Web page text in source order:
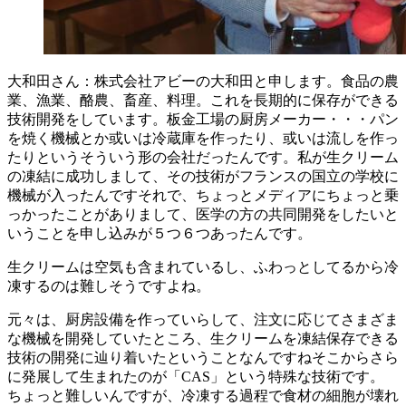
大和田さん：株式会社アビーの大和田と申します。食品の農
業、漁業、酪農、畜産、料理。これを長期的に保存ができる
技術開発をしています。板金工場の厨房メーカー・・・パン
を焼く機械とか或いは冷蔵庫を作ったり、或いは流しを作っ
たりというそういう形の会社だったんです。私が生クリーム
の凍結に成功しまして、その技術がフランスの国立の学校に
機械が入ったんですそれで、ちょっとメディアにちょっと乗
っかったことがありまして、医学の方の共同開発をしたいと
いうことを申し込みが５つ６つあったんです。
生クリームは空気も含まれているし、ふわっとしてるから冷
凍するのは難しそうですよね。
元々は、厨房設備を作っていらして、注文に応じてさまざま
な機械を開発していたところ、生クリームを凍結保存できる
技術の開発に辿り着いたということなんですねそこからさら
に発展して生まれたのが「 CAS 」という特殊な技術です。
ちょっと難しいんですが、冷凍する過程で食材の細胞が壊れ